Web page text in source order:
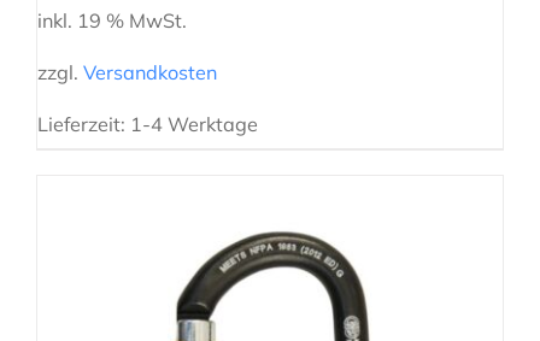
inkl. 19 % MwSt.
zzgl. Versandkosten
Lieferzeit: 1-4 Werktage